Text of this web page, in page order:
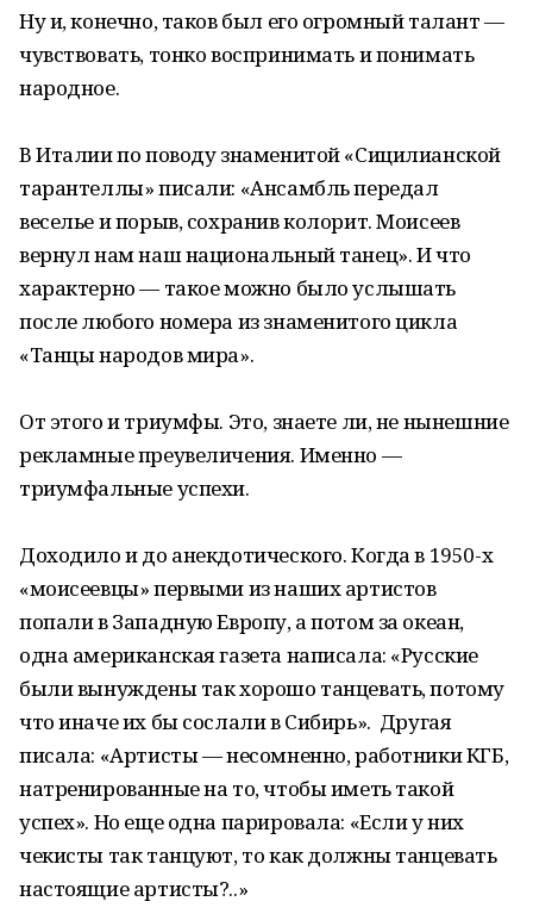
Ну и, конечно, таков был его огромный талант —
чувствовать, тонко воспринимать и понимать
народное.
В Италии по поводу знаменитой «Сицилианской
тарантеллы» писали: «Ансамбль передал
веселье и порыв, сохранив колорит. Моисеев
вернул нам наш национальный танец». И что
характерно — такое можно было услышать
после любого номера из знаменитого цикла
«Танцы народов мира».
От этого и триумфы. Это, знаете ли, не нынешние
рекламные преувеличения. Именно —
триумфальные успехи.
Доходило и до анекдотического. Когда в 1950-х
«моисеевцы» первыми из наших артистов
попали в Западную Европу, а потом за океан,
одна американская газета написала: «Русские
были вынуждены так хорошо танцевать, потому
что иначе их бы сослали в Сибирь». Другая
писала: «Артисты — несомненно, работники КГБ,
натренированные на то, чтобы иметь такой
успех». Но еще одна парировала: «Если у них
чекисты так танцуют, то как должны танцевать
настоящие артисты?..»